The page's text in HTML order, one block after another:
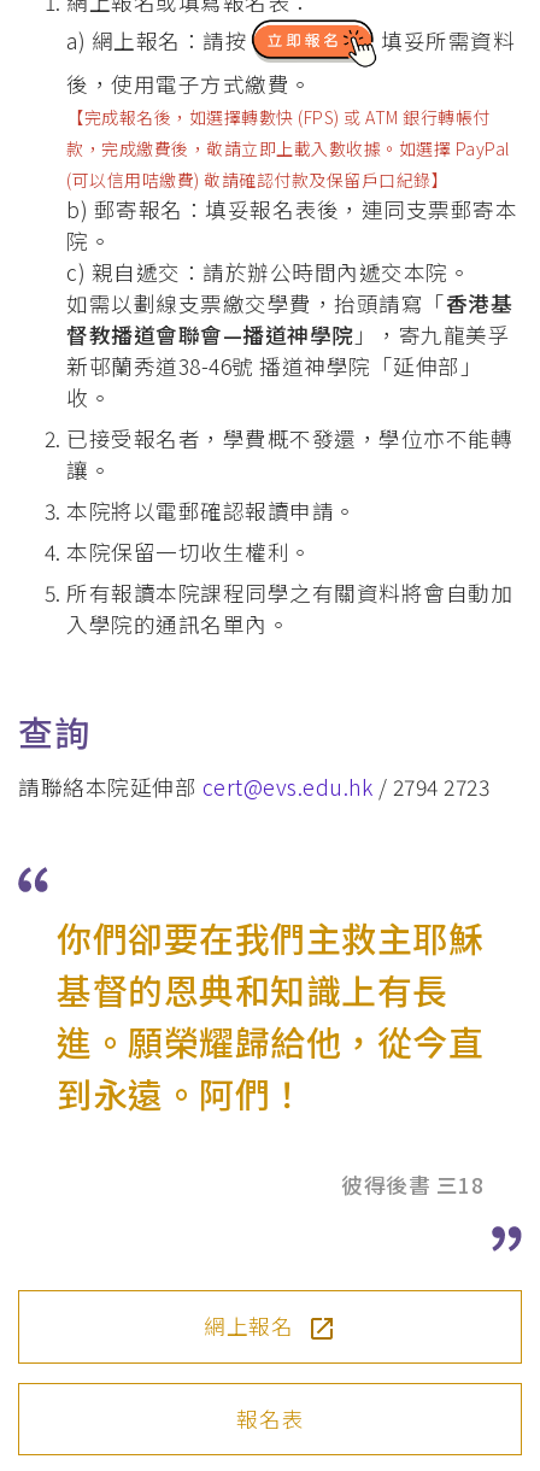
a) 網上報名：請按
填妥所需資料
後，使用電子方式繳費。
【完成報名後，如選擇轉數快 (FPS) 或 ATM 銀行轉帳付
款，完成繳費後，敬請立即上載入數收據。如選擇 PayPal
(可以信用咭繳費) 敬請確認付款及保留戶口紀錄】
b) 郵寄報名：填妥報名表後，連同支票郵寄本
院。
c) 親自遞交：請於辦公時間內遞交本院。
如需以劃線支票繳交學費，抬頭請寫「香港基
督教播道會聯會—播道神學院 」，寄九龍美孚
新邨蘭秀道38-46號 播道神學院「延伸部」
收。
已接受報名者，學費概不發還，學位亦不能轉
讓。
本院將以電郵確認報讀申請。
本院保留一切收生權利。
所有報讀本院課程同學之有關資料將會自動加
入學院的通訊名單內。
查詢
請聯絡本院延伸部 cert@evs.edu.hk / 2794 2723
你們卻要在我們主救主耶穌
基督的恩典和知識上有長
進。願榮耀歸給他，從今直
到永遠。阿們！
彼得後書 三18
網上報名
報名表